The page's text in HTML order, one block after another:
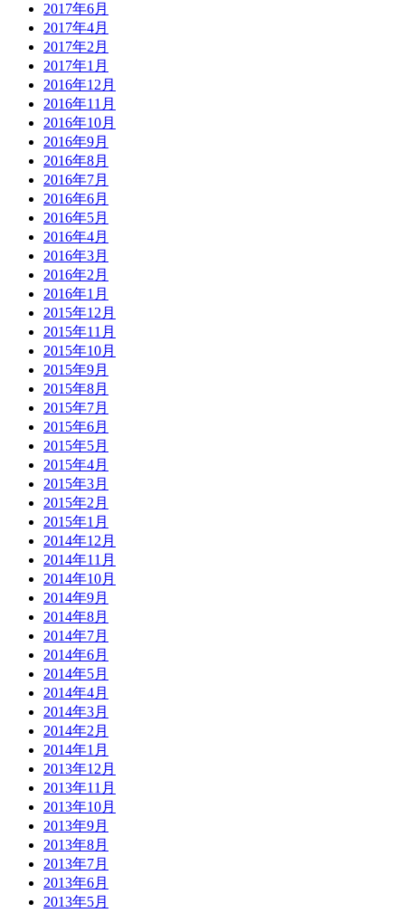
2017年6月
2017年4月
2017年2月
2017年1月
2016年12月
2016年11月
2016年10月
2016年9月
2016年8月
2016年7月
2016年6月
2016年5月
2016年4月
2016年3月
2016年2月
2016年1月
2015年12月
2015年11月
2015年10月
2015年9月
2015年8月
2015年7月
2015年6月
2015年5月
2015年4月
2015年3月
2015年2月
2015年1月
2014年12月
2014年11月
2014年10月
2014年9月
2014年8月
2014年7月
2014年6月
2014年5月
2014年4月
2014年3月
2014年2月
2014年1月
2013年12月
2013年11月
2013年10月
2013年9月
2013年8月
2013年7月
2013年6月
2013年5月